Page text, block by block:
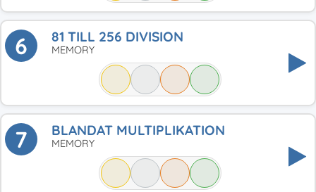
6 81 TILL 256 DIVISION
MEMORY
7 BLANDAT MULTIPLIKATION
MEMORY